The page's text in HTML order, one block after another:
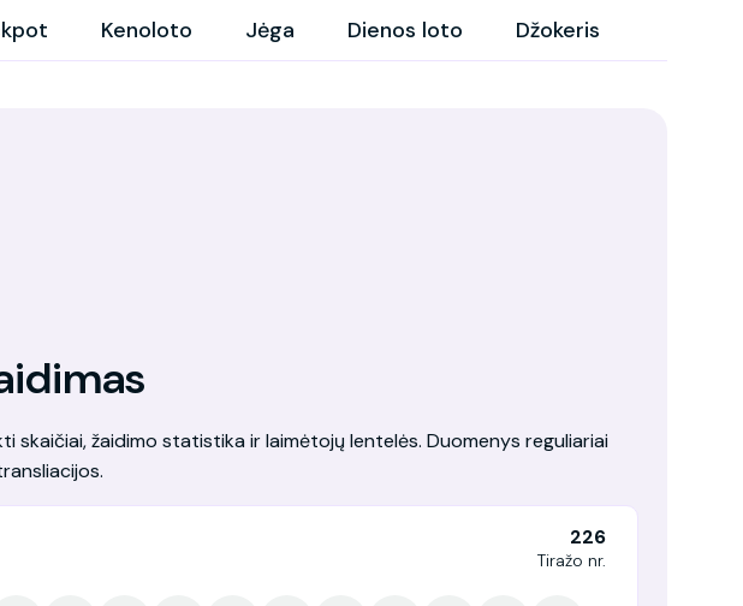
Kenoloto Jėga Dienos loto Džokeris
žaidimo statistika ir laimėtojų lentelės. Duomenys reguliariai
226
Tiražo nr.